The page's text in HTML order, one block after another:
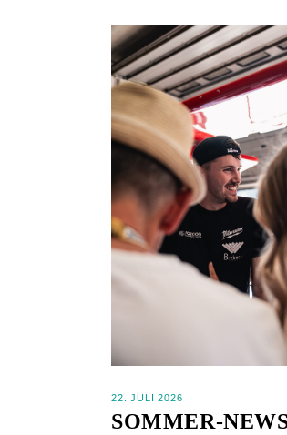
22. JULI 2026
SOMMER-